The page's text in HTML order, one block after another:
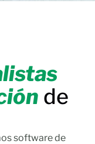
de
software de